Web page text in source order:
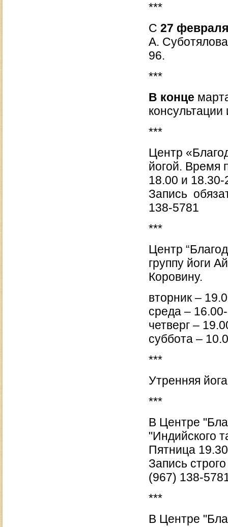
***
С 27
А.
96.
***
В конце
***
Центр
йогой. Время
18.00 и
Запись
138-5781
***
Центр
группу йоги
Коровину.
вторник –
среда –
четверг –
суббота –
***
Утренняя
***
В Центре
"Индийского
Пятница
Запись
(967) 138-
***
В Центре